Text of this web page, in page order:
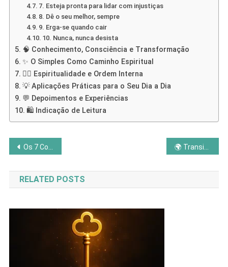
7. Esteja pronta para lidar com injustiças
8. Dê o seu melhor, sempre
9. Erga-se quando cair
10. Nunca, nunca desista
🧠 Conhecimento, Consciência e Transformação
✨ O Simples Como Caminho Espiritual
🧘‍♀️ Espiritualidade e Ordem Interna
💡 Aplicações Práticas para o Seu Dia a Dia
💬 Depoimentos e Experiências
🛍️ Indicação de Leitura
Navegação
de
Post
Os 7 Corpos Humanos: Explorar Física e Espiritualidade 🌍 Transição Planetária: Nova Era da Espiritualidade
RELATED POSTS